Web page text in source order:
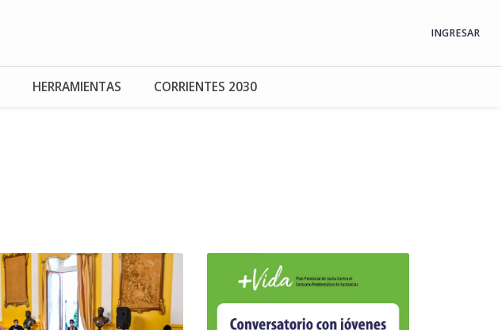
INGRESAR
HERRAMIENTAS CORRIENTES 2030